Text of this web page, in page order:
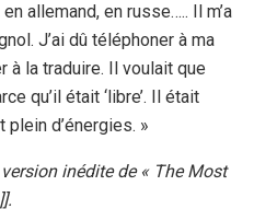
allemand, en russe….. Il m’a
J’ai dû téléphoner à ma
à la traduire. Il voulait que
qu’il était ‘libre’. Il était
d’énergies. »
inédite de « The Most